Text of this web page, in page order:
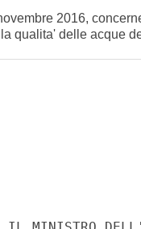
2016,
qualita' delle acque